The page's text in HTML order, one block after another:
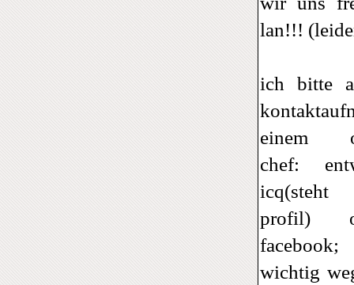
lan!!!
ich bitte
einem
chef:
icq(steht
profil)
wichtig